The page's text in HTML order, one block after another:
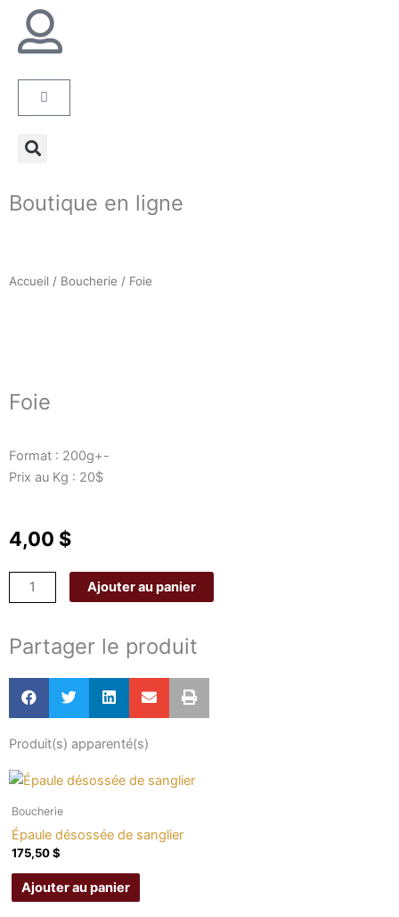
Panier
Boutique en ligne
Accueil / Boucherie / Foie
Foie
Format : 200g+-
Prix au Kg : 20$
4,00 $
quantité
de
Ajouter au panier
Partager le produit
Produit(s) apparenté(s)
Boucherie
Épaule désossée de sanglier
175,50$
Ajouter au panier